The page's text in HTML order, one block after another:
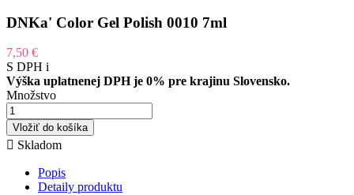
DNKa' Color Gel Polish 0010 7ml
7,50 €
S DPH i
Výška uplatnenej DPH je 0% pre krajinu Slovensko.
Množstvo
Vložiť do košíka
 Skladom
Popis
Detaily produktu